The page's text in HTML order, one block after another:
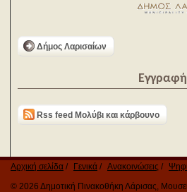
Δήμος Λαρισαίων
Εγγραφή
Rss feed Μολύβι και κάρβουνο
Αρχική σελίδα Γενικά Ανακοινώσεις
© 2026 Δημοτική Πινακοθήκη Λάρισας,